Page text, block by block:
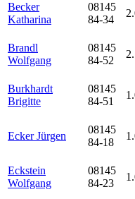
Becker
Katharina
08145
84-34
Brandl
Wolfgang
08145
84-52
Burkhardt
Brigitte
08145
84-51
Ecker Jürgen
08145
84-18
Eckstein
Wolfgang
08145
84-23